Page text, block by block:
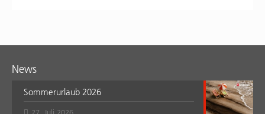
News
Sommerurlaub 2026